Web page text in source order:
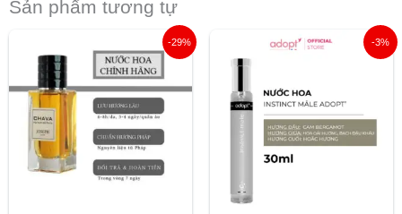
Sản phẩm tương tự
-29%
gốc
1.750.000 ₫.
Giá
hiện
tại
là:
1.250.000 ₫.
-3%
Giá
gốc
495.000 ₫.
479.000 ₫.